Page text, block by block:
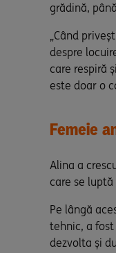
grădină,
„Când
despre
care respiră
este doar o
Femeie
Alina a
care se
Pe lângă
tehnic, a
dezvolta și